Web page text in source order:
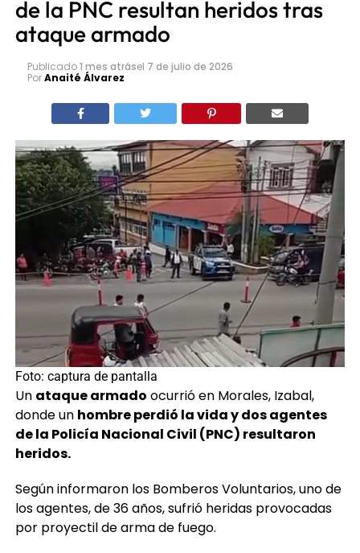
de la PNC resultan heridos tras
ataque armado
Publicado1 mes atrásel 7 de julio de 2026
PorAnaité Álvarez
Foto: captura de pantalla
Un ataque armado ocurrió en Morales, Izabal,
donde un hombre perdió la vida y dos agentes
de la Policía Nacional Civil (PNC) resultaron
heridos.
Según informaron los Bomberos Voluntarios, uno de
los agentes, de 36 años, sufrió heridas provocadas
por proyectil de arma de fuego.